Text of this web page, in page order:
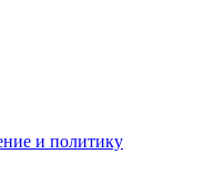
и политику